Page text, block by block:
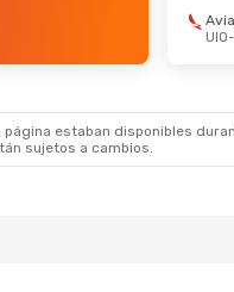
1 Escala
UIO
estaban disponibles
sujetos a cambios.